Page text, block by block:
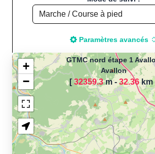
Paramètres avancés
Chargement de
pour calculer la
de votre
(Footing, Jogging,
GTMC nord étape 1
Avallon
[32359.3m - 32.36km
+
−